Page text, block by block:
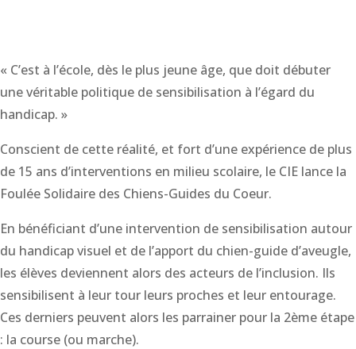
« C’est à l’école, dès le plus jeune âge, que doit débuter
une véritable politique de sensibilisation à l’égard du
handicap. »
Conscient de cette réalité, et fort d’une expérience de plus
de 15 ans d’interventions en milieu scolaire, le CIE lance la
Foulée Solidaire des Chiens-Guides du Coeur.
En bénéficiant d’une intervention de sensibilisation autour
du handicap visuel et de l’apport du chien-guide d’aveugle,
les élèves deviennent alors des acteurs de l’inclusion. Ils
sensibilisent à leur tour leurs proches et leur entourage.
Ces derniers peuvent alors les parrainer pour la 2ème étape
: la course (ou marche).